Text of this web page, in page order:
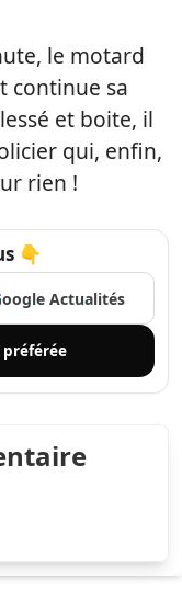
le motard
continue sa
et boite, il
qui, enfin,
rien !
👇
Actualités
préférée